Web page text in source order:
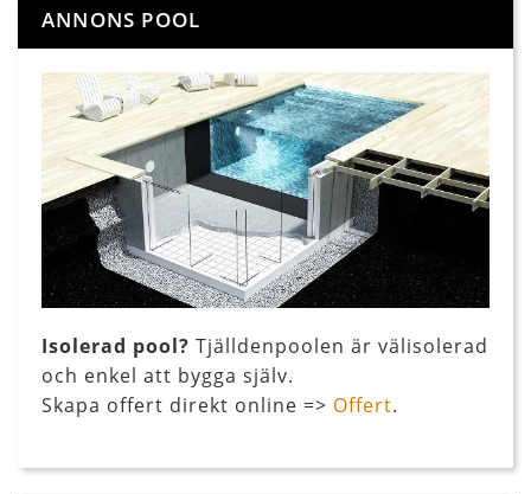
ANNONS POOL
Isolerad pool? Tjälldenpoolen är välisolerad
och enkel att bygga själv.
Skapa offert direkt online => Offert.